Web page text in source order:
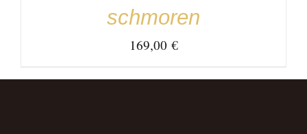
schmoren
169,00 €